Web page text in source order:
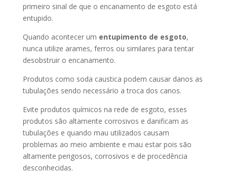
primeiro sinal de que o encanamento de esgoto está
entupido.
Quando acontecer um entupimento de esgoto,
nunca utilize arames, ferros ou similares para tentar
desobstruir o encanamento.
Produtos como soda caustica podem causar danos as
tubulações sendo necessário a troca dos canos.
Evite produtos químicos na rede de esgoto, esses
produtos são altamente corrosivos e danificam as
tubulações e quando mau utilizados causam
problemas ao meio ambiente e mau estar pois são
altamente perigosos, corrosivos e de procedência
desconhecidas.